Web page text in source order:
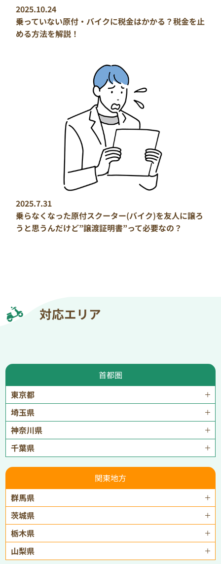
2025.10.24
乗っていない原付・バイクに税金はかかる？税金を止
める方法を解説！
2025.7.31
乗らなくなった原付スクーター(バイク)を友人に譲ろ
うと思うんだけど”譲渡証明書”って必要なの？
対応エリア
首都圏
東京都
埼玉県
神奈川県
千葉県
関東地方
群馬県
茨城県
栃木県
山梨県